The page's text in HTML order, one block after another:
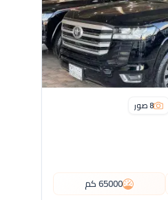
8 صور
65000كم